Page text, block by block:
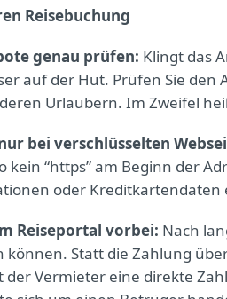
Reisebuchung
genau prüfen: Klingt das
auf der Hut. Prüfen Sie
Urlaubern. Im Zweifel
bei verschlüsselten
kein “https” am Beginn der
oder Kreditkartendaten
Reiseportal vorbei: Nach
können. Statt die Zahlung
Vermieter eine direkte